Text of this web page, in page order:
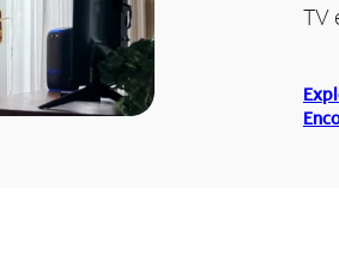
TV